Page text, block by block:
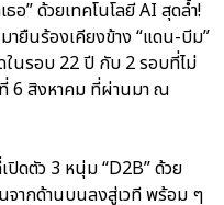
” ด้วยเทคโนโลยี AI สุดล้ำ!
ายืนร้องเคียงข้าง “แดน-บีม”
นรอบ 22 ปี กับ 2 รอบที่ไม่
6 สิงหาคม ที่ผ่านมา ณ
ปิดตัว 3 หนุ่ม “D2B” ด้วย
ากด้านบนลงสู่เวที พร้อม ๆ